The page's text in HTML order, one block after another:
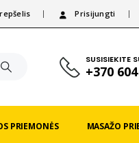
Prisijungti
SUSISIEKITE
+370
PRIEMONĖS MASAŽO